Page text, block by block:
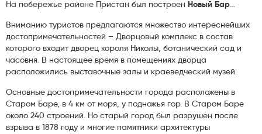
На побережье районе Пристан был построен Новый Бар…
Вниманию туристов предлагаются множество интереснейших
достопримечательностей – Дворцовый комплекс в состав
которого входит дворец короля Николы, ботанический сад и
часовня. В настоящее время в помещениях дворца
расположились выставочные залы и краеведческий музей.
Основные достопримечательности города расположены в
Старом Баре, в 4 км от моря, у подножья гор. В Старом Баре
около 240 строений. Но старый город был разрушен после
взрыва в 1878 году и многие памятники архитектуры